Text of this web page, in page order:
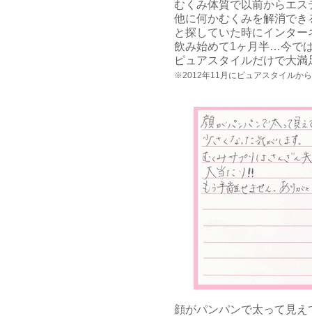
むくみ体質で以前からエ
他に何かむくみを解消で
と探していた時にインタ
飲み始めて1ヶ月半…今で
ピュアスタイルだけで大
※2012年11月にピュアスタイルか
顔がパンパンで太って見